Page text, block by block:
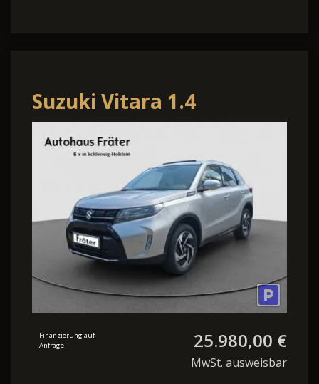
Suzuki Vitara 1.4
Comfort+ Navi Kamera
Sitzheizung
Finanzierung auf
Anfrage
25.980,00 €
MwSt. ausweisbar